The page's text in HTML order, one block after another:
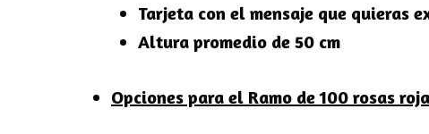
Tarjeta con el mensaje que quieras
Altura promedio de 50 cm
Opciones para el Ramo de 100 rosas